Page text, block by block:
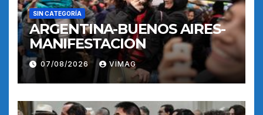
SIN CATEGORÍA
ARGENTINA-BUENOS AIRES-
MANIFESTACION
07/08/2026 VIMAG